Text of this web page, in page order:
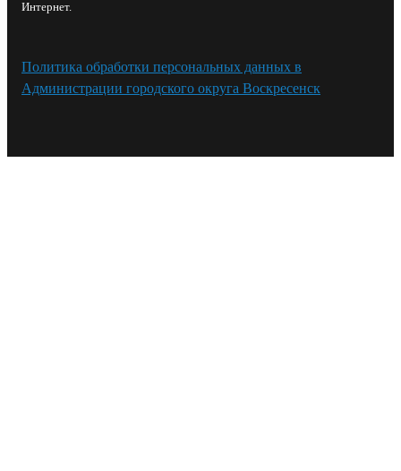
Интернет.
Политика обработки персональных данных в
Администрации городского округа Воскресенск